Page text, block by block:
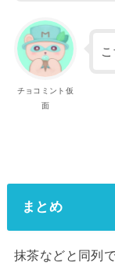
チョコミント仮
面
まとめ
抹茶などと同列